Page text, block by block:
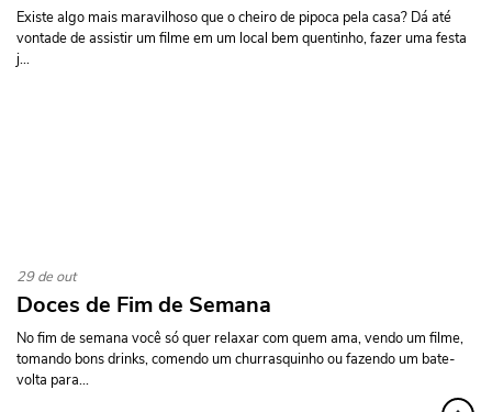
Existe algo mais maravilhoso que o cheiro de pipoca pela casa? Dá até
vontade de assistir um filme em um local bem quentinho, fazer uma festa
j...
29 de out
Doces de Fim de Semana
No fim de semana você só quer relaxar com quem ama, vendo um filme,
tomando bons drinks, comendo um churrasquinho ou fazendo um bate-
volta para...